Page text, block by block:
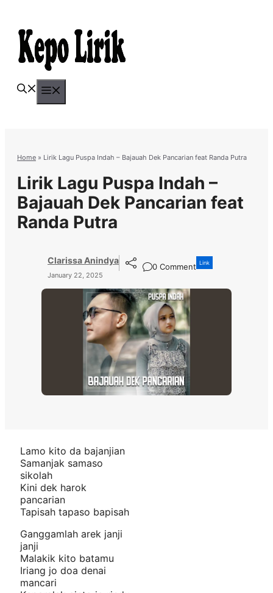
content
Home » Lirik Lagu Puspa Indah – Bajauah Dek Pancarian feat Randa Putra
Lirik Lagu Puspa Indah –
Bajauah Dek Pancarian feat
Randa Putra
Clarissa Anindya
January 22, 2025
0 Comment Link
Lamo kito da bajanjian
Samanjak samaso
sikolah
Kini dek harok
pancarian
Tapisah tapaso bapisah
Ganggamlah arek janji
janji
Malakik kito batamu
Iriang jo doa denai
mancari